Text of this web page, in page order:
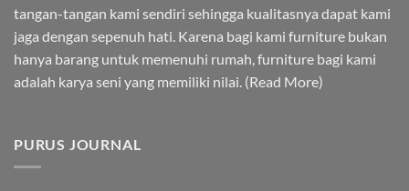
tangan-tangan kami sendiri sehingga kualitasnya dapat kami
jaga dengan sepenuh hati. Karena bagi kami furniture bukan
hanya barang untuk memenuhi rumah, furniture bagi kami
adalah karya seni yang memiliki nilai. (Read More)
PURUS JOURNAL